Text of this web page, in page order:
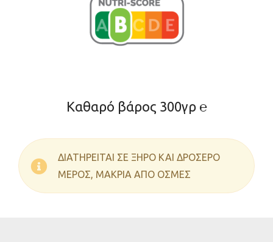
Καθαρό βάρος 300γρ ℮
ΔΙΑΤΗΡΕΙΤΑΙ ΣΕ ΞΗΡΟ ΚΑΙ ΔΡΟΣΕΡΟ
ΜΕΡΟΣ, ΜΑΚΡΙΑ ΑΠΟ ΟΣΜΕΣ